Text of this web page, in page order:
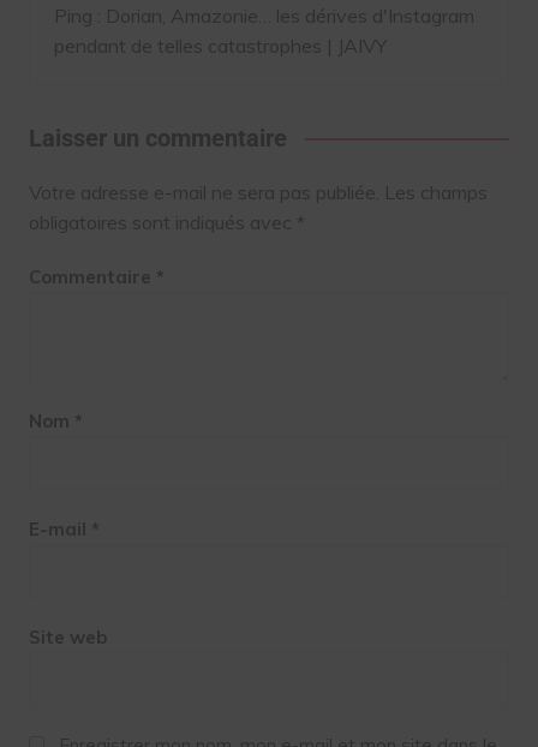
Ping : Dorian, Amazonie… les dérives d'Instagram
pendant de telles catastrophes | JAIVY
Laisser un commentaire
Votre adresse e-mail ne sera pas publiée. Les champs
obligatoires sont indiqués avec *
Commentaire *
Nom *
E-mail *
Site web